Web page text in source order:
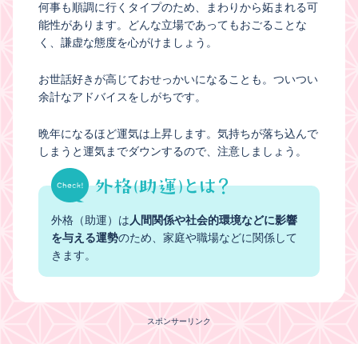
何事も順調に行くタイプのため、まわりから妬まれる可
能性があります。どんな立場であってもおごることな
く、謙虚な態度を心がけましょう。
お世話好きが高じておせっかいになることも。ついつい
余計なアドバイスをしがちです。
晩年になるほど運気は上昇します。気持ちが落ち込んで
しまうと運気までダウンするので、注意しましょう。
外格（助運）は 人間関係や社会的環境などに影響
を与える運勢のため、家庭や職場などに関係して
きます。
スポンサーリンク